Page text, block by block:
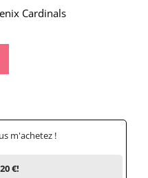
Cardinals
m'achetez !
€!